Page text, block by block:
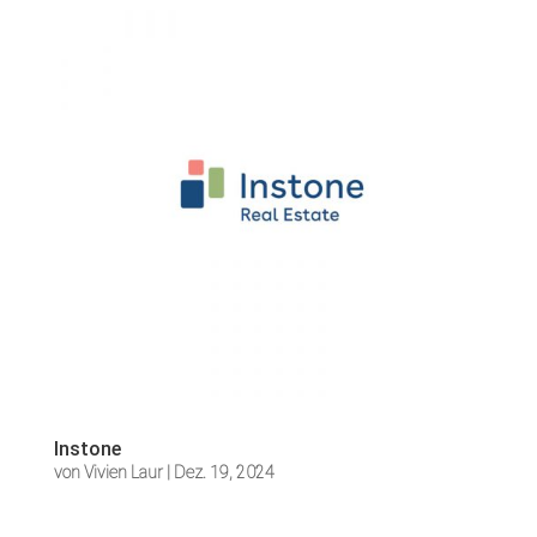
Instone
vonVivien Laur| Dez. 19, 2024